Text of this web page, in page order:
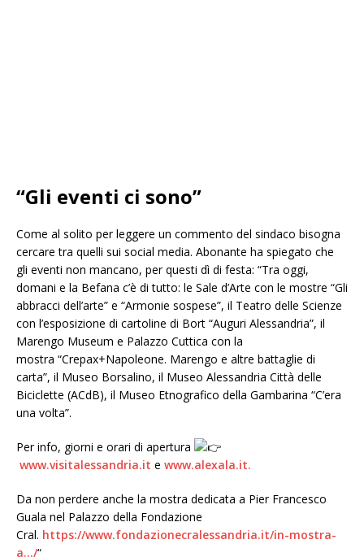
“Gli eventi ci sono”
Come al solito per leggere un commento del sindaco bisogna
cercare tra quelli sui social media. Abonante ha spiegato che
gli eventi non mancano, per questi dì di festa: “Tra oggi,
domani e la Befana c’è di tutto: le Sale d’Arte con le mostre “Gli
abbracci dell’arte” e “Armonie sospese”, il Teatro delle Scienze
con l’esposizione di cartoline di Bort “Auguri Alessandria”, il
Marengo Museum e Palazzo Cuttica con la
mostra “Crepax+Napoleone. Marengo e altre battaglie di
carta”, il Museo Borsalino, il Museo Alessandria Città delle
Biciclette (ACdB), il Museo Etnografico della Gambarina “C’era
una volta”.
Per info, giorni e orari di apertura
www.visitalessandria.it e www.alexala.it.
Da non perdere anche la mostra dedicata a Pier Francesco
Guala nel Palazzo della Fondazione
Cral. https://www.fondazionecralessandria.it/in-mostra-
a…/“